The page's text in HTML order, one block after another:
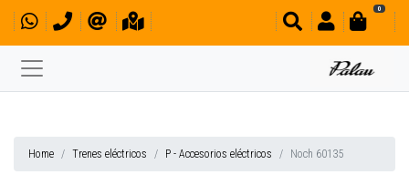
0
Home Trenes eléctricos P - Accesorios eléctricos Noch 60135